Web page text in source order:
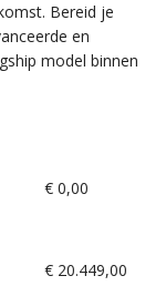
Bereid je
en
model binnen
€ 0,00
€ 20.449,00